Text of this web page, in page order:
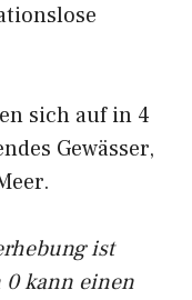
sich auf in 4
Gewässer,
ist
0 kann einen